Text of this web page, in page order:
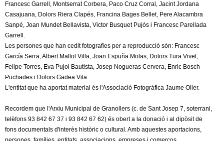
Francesc Garrell, Montserrat Corbera, Paco Cruz Corral, Jacint Jordana
Casajuana, Dolors Riera Clapés, Francina Bages Bellet, Pere Alacambra
Sanpé, Joan Mundet Bellavista, Victor Busquet Pujós i Francesc Parellada
Garrell.
Les persones que han cedit fotografies per a reproducció són: Francesc
García Serra, Albert Mallol Villa, Joan Espuña Molas, Dolors Tura Vivet,
Felipe Torres, Eva Pujol Bautista, Josep Nogueras Cervera, Enric Bosch
Puchades i Dolors Gadea Vila.
L'entitat que ha aportat material és l'Associació Fotogràfica Jaume Oller.
Recordem que l'Arxiu Municipal de Granollers (c. de Sant Josep 7, soterrani,
telèfons 93 842 67 37 i 93 842 67 62) és obert a la donació i al dipòsit de
fons documentals d'interès històric o cultural. Amb aquestes aportacions,